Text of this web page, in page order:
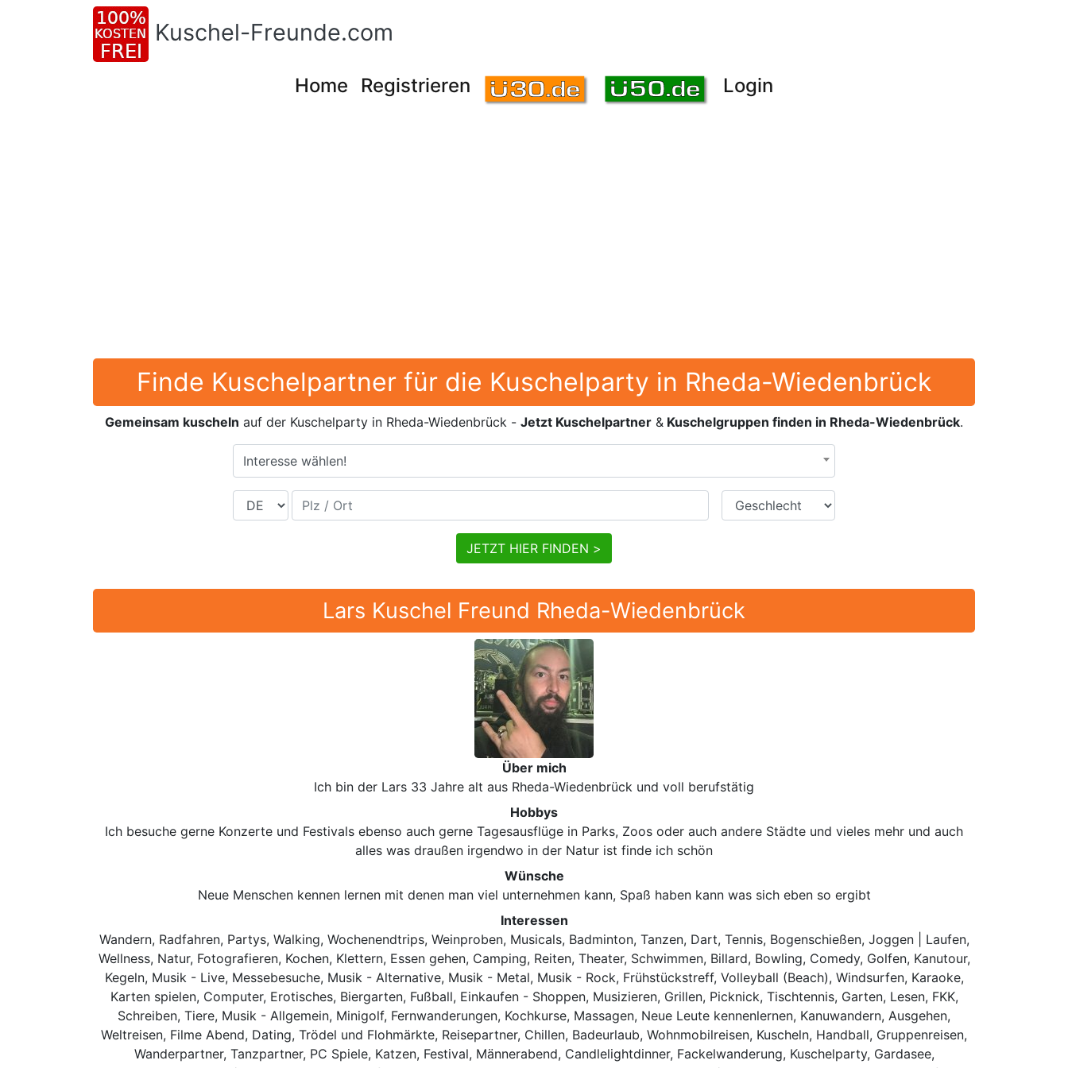
Kuschel-Freunde.com
Home Registrieren Login
Finde Kuschelpartner für die Kuschelparty in Rheda-Wiedenbrück
Gemeinsam kuscheln auf der Kuschelparty in Rheda-Wiedenbrück - Jetzt Kuschelpartner & Kuschelgruppen finden in Rheda-Wiedenbrück.
Interesse wählen!
Land Plz / Ort Geschlecht
JETZT HIER FINDEN >
Lars Kuschel Freund Rheda-Wiedenbrück
Über mich
Ich bin der Lars 33 Jahre alt aus Rheda-Wiedenbrück und voll berufstätig
Hobbys
Ich besuche gerne Konzerte und Festivals ebenso auch gerne Tagesausflüge in Parks, Zoos oder auch andere Städte und vieles mehr und auch
alles was draußen irgendwo in der Natur ist finde ich schön
Wünsche
Neue Menschen kennen lernen mit denen man viel unternehmen kann, Spaß haben kann was sich eben so ergibt
Interessen
Wandern, Radfahren, Partys, Walking, Wochenendtrips, Weinproben, Musicals, Badminton, Tanzen, Dart, Tennis, Bogenschießen, Joggen | Laufen,
Wellness, Natur, Fotografieren, Kochen, Klettern, Essen gehen, Camping, Reiten, Theater, Schwimmen, Billard, Bowling, Comedy, Golfen, Kanutour,
Kegeln, Musik - Live, Messebesuche, Musik - Alternative, Musik - Metal, Musik - Rock, Frühstückstreff, Volleyball (Beach), Windsurfen, Karaoke,
Karten spielen, Computer, Erotisches, Biergarten, Fußball, Einkaufen - Shoppen, Musizieren, Grillen, Picknick, Tischtennis, Garten, Lesen, FKK,
Schreiben, Tiere, Musik - Allgemein, Minigolf, Fernwanderungen, Kochkurse, Massagen, Neue Leute kennenlernen, Kanuwandern, Ausgehen,
Weltreisen, Filme Abend, Dating, Trödel und Flohmärkte, Reisepartner, Chillen, Badeurlaub, Wohnmobilreisen, Kuscheln, Handball, Gruppenreisen,
Wanderpartner, Tanzpartner, PC Spiele, Katzen, Festival, Männerabend, Candlelightdinner, Fackelwanderung, Kuschelparty, Gardasee,